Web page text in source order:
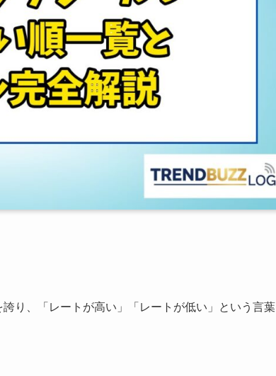
り、「レートが高い」「レートが低い」という言葉